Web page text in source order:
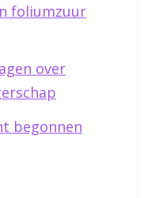
foliumzuur
over
begonnen